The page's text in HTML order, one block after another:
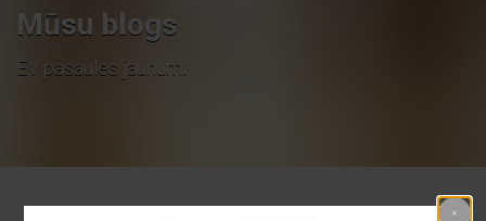
Mūsu blogs
EV pasaules jaunumi